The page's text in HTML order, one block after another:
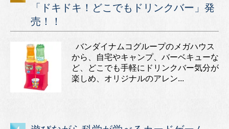
「ドキドキ！どこでもドリンクバー」発
売！！
バンダイナムコグループのメガハウス
から、自宅やキャンプ、バーベキューな
ど、どこでも手軽にドリンクバー気分が
楽しめ、オリジナルのアレン...